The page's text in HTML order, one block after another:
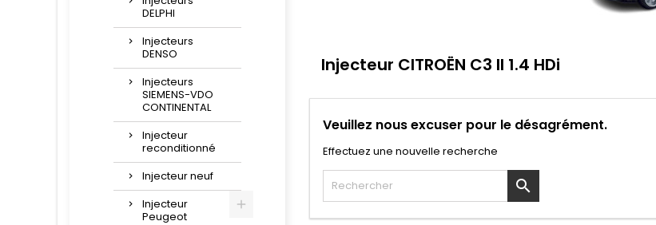
DELPHI
Injecteurs
DENSO
Injecteurs
SIEMENS-VDO
CONTINENTAL
Injecteur
reconditionné
Injecteur neuf
Injecteur
Peugeot
Injecteur CITROËN C3 II 1.4 HDi
Veuillez nous excuser pour le désagrément.
Effectuez une nouvelle recherche
